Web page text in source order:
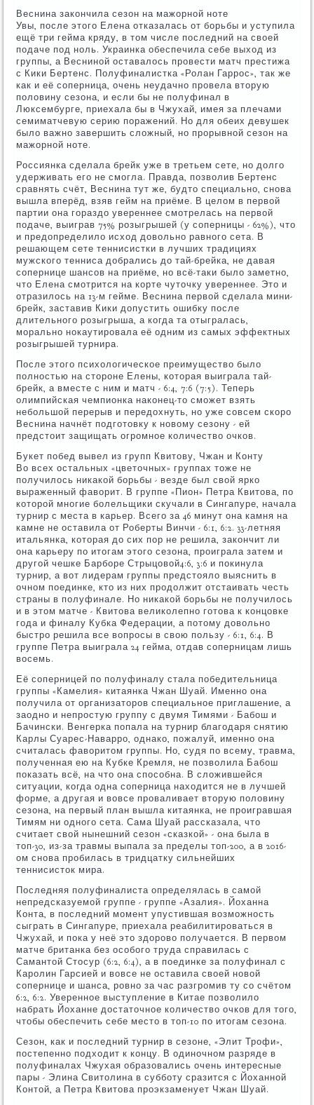
Веснина закончила сезон на мажорной ноте
Увы, после этого Елена отказалась от борьбы и уступила
ещё три гейма кряду, в том числе последний на своей
подаче под ноль. Украинка обеспечила себе выход из
группы, а Весниной оставалось провести матч престижа
с Кики Бертенс. Полуфиналистка «Ролан Гаррос», так же
как и её соперница, очень неудачно провела вторую
половину сезона, и если бы не полуфинал в
Люксембурге, приехала бы в Чжухай, имея за плечами
семиматчевую серию поражений. Но для обеих девушек
было важно завершить сложный, но прорывной сезон на
мажорной ноте.
Россиянка сделала брейк уже в третьем сете, но долго
удерживать его не смогла. Правда, позволив Бертенс
сравнять счёт, Веснина тут же, будто специально, снова
вышла вперёд, взяв гейм на приёме. В целом в первой
партии она гораздо увереннее смотрелась на первой
подаче, выиграв 75% розыгрышей (у соперницы - 62%), что
и предопределило исход довольно равного сета. В
решающем сете теннисистки в лучших традициях
мужского тенниса добрались до тай-брейка, не давая
сопернице шансов на приёме, но всё-таки было заметно,
что Елена смотрится на корте чуточку увереннее. Это и
отразилось на 13-м гейме. Веснина первой сделала мини-
брейк, заставив Кики допустить ошибку после
длительного розыгрыша, а когда та отыгралась,
морально нокаутировала её одним из самых эффектных
розыгрышей турнира.
После этого психологическое преимущество было
полностью на стороне Елены, которая выиграла тай-
брейк, а вместе с ним и матч - 6:4, 7:6 (7:5). Теперь
олимпийская чемпионка наконец-то сможет взять
небольшой перерыв и передохнуть, но уже совсем скоро
Веснина начнёт подготовку к новому сезону - ей
предстоит защищать огромное количество очков.
Букет побед вывел из групп Квитову, Чжан и Конту
Во всех остальных «цветочных» группах тоже не
получилось никакой борьбы - везде был свой ярко
выраженный фаворит. В группе «Пион» Петра Квитова, по
которой многие болельщики скучали в Сингапуре, начала
турнир с места в карьер. Всего за 46 минут она камня на
камне не оставила от Роберты Винчи - 6:1, 6:2. 33-летняя
итальянка, которая до сих пор не решила, закончит ли
она карьеру по итогам этого сезона, проиграла затем и
другой чешке Барборе Стрыцовой4:6, 3:6 и покинула
турнир, а вот лидерам группы предстояло выяснить в
очном поединке, кто из них продолжит отстаивать честь
страны в полуфинале. Но никакой борьбы не получилось
и в этом матче - Квитова великолепно готова к концовке
года и финалу Кубка Федерации, а потому довольно
быстро решила все вопросы в свою пользу - 6:1, 6:4. В
группе Петра выиграла 24 гейма, отдав соперницам лишь
восемь.
Её соперницей по полуфиналу стала победительница
группы «Камелия» китаянка Чжан Шуай. Именно она
получила от организаторов специальное приглашение, а
заодно и непростую группу с двумя Тимями - Бабош и
Бачински. Венгерка попала на турнир благодаря снятию
Карлы Суарес-Наварро, однако, пожалуй, именно она
считалась фаворитом группы. Но, судя по всему, травма,
полученная ею на Кубке Кремля, не позволила Бабош
показать всё, на что она способна. В сложившейся
ситуации, когда одна соперница находится не в лучшей
форме, а другая и вовсе проваливает вторую половину
сезона, на первый план вышла китаянка, не проигравшая
Тимям ни одного сета. Сама Шуай рассказала, что
считает свой нынешний сезон «сказкой» - она была в
топ-30, из-за травмы выпала за пределы топ-200, а в 2016-
ом снова пробилась в тридцатку сильнейших
теннисисток мира.
Последняя полуфиналиста определялась в самой
непредсказуемой группе - группе «Азалия». Йоханна
Конта, в последний момент упустившая возможность
сыграть в Сингапуре, приехала реабилитироваться в
Чжухай, и пока у неё это здорово получается. В первом
матче британка без особого труда справилась с
Самантой Стосур (6:2, 6:4), а в поединке за полуфинал с
Каролин Гарсией и вовсе не оставила своей новой
сопернице и шанса, ровно за час разгромив ту со счётом
6:2, 6:2. Уверенное выступление в Китае позволило
набрать Йоханне достаточное количество очков для того,
чтобы обеспечить себе место в топ-10 по итогам сезона.
Сезон, как и последний турнир в сезоне, «Элит Трофи»,
постепенно подходит к концу. В одиночном разряде в
полуфиналах Чжухая образовались очень интересные
пары - Элина Свитолина в субботу сразится с Йоханной
Контой, а Петра Квитова проэкзаменует Чжан Шуай.